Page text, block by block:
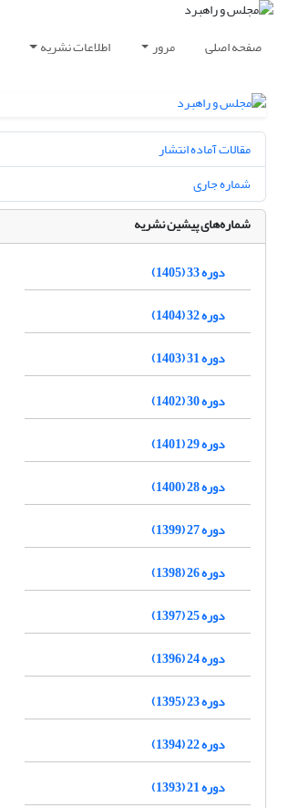
صفحه اصلی مرور اطلاعات نشریه
مقالات آماده انتشار
شماره جاری
شماره‌های پیشین نشریه
دوره 33 (1405)
دوره 32 (1404)
دوره 31 (1403)
دوره 30 (1402)
دوره 29 (1401)
دوره 28 (1400)
دوره 27 (1399)
دوره 26 (1398)
دوره 25 (1397)
دوره 24 (1396)
دوره 23 (1395)
دوره 22 (1394)
دوره 21 (1393)